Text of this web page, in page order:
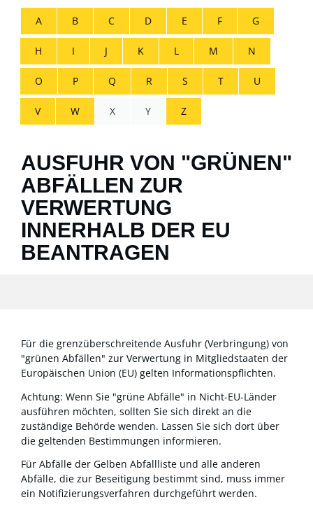
A B C D E F G
H I J K L M N
O P Q R S T U
V W X Y Z
AUSFUHR VON "GRÜNEN"
ABFÄLLEN ZUR
VERWERTUNG
INNERHALB DER EU
BEANTRAGEN
Für die grenzüberschreitende Ausfuhr (Verbringung) von
"grünen Abfällen" zur Verwertung in Mitgliedstaaten der
Europäischen Union (EU) gelten Informationspflichten.
Achtung: Wenn Sie "grüne Abfälle" in Nicht-EU-Länder
ausführen möchten, sollten Sie sich direkt an die
zuständige Behörde wenden. Lassen Sie sich dort über
die geltenden Bestimmungen informieren.
Für Abfälle der Gelben Abfallliste und alle anderen
Abfälle, die zur Beseitigung bestimmt sind, muss immer
ein Notifizierungsverfahren durchgeführt werden.